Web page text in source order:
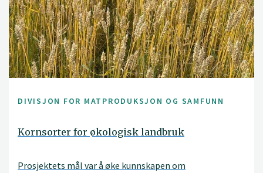
DIVISJON FOR MATPRODUKSJON OG SAMFUNN
Kornsorter for økologisk landbruk
Prosjektets mål var å øke kunnskapen om